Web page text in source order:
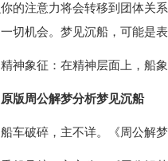
的注意力将会转移到团体关
切机会。梦见沉船，可能是
精神象征：在精神层面上，船
原版周公解梦分析梦见沉船
船车破碎，主不详。《周公解梦